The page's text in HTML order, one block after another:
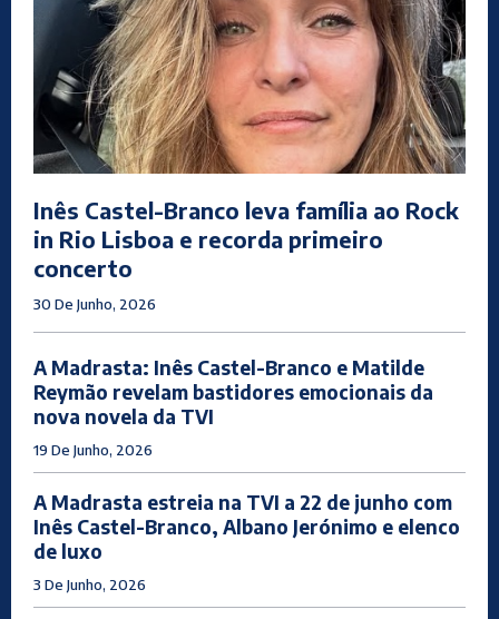
Inês Castel-Branco leva família ao Rock
in Rio Lisboa e recorda primeiro
concerto
30 De Junho, 2026
A Madrasta: Inês Castel-Branco e Matilde
Reymão revelam bastidores emocionais da
nova novela da TVI
19 De Junho, 2026
A Madrasta estreia na TVI a 22 de junho com
Inês Castel-Branco, Albano Jerónimo e elenco
de luxo
3 De Junho, 2026